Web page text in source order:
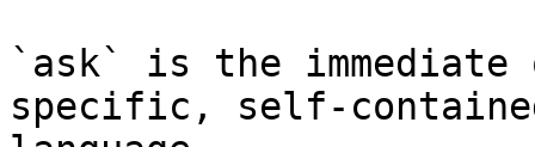
`ask` is the
specific, self-